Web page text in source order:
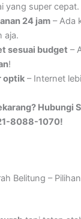
yang super cepat.
24 jam – Ada
aja.
sesuai budget –
!
optik – Internet
Hubungi
8088-1070!
Belitung –